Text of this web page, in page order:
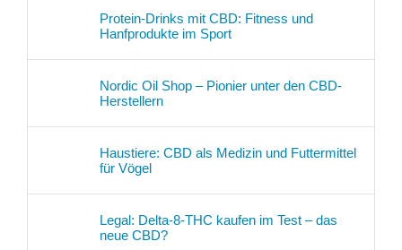
Protein-Drinks mit CBD: Fitness und
Hanfprodukte im Sport
Nordic Oil Shop – Pionier unter den CBD-
Herstellern
Haustiere: CBD als Medizin und Futtermittel
für Vögel
Legal: Delta-8-THC kaufen im Test – das
neue CBD?